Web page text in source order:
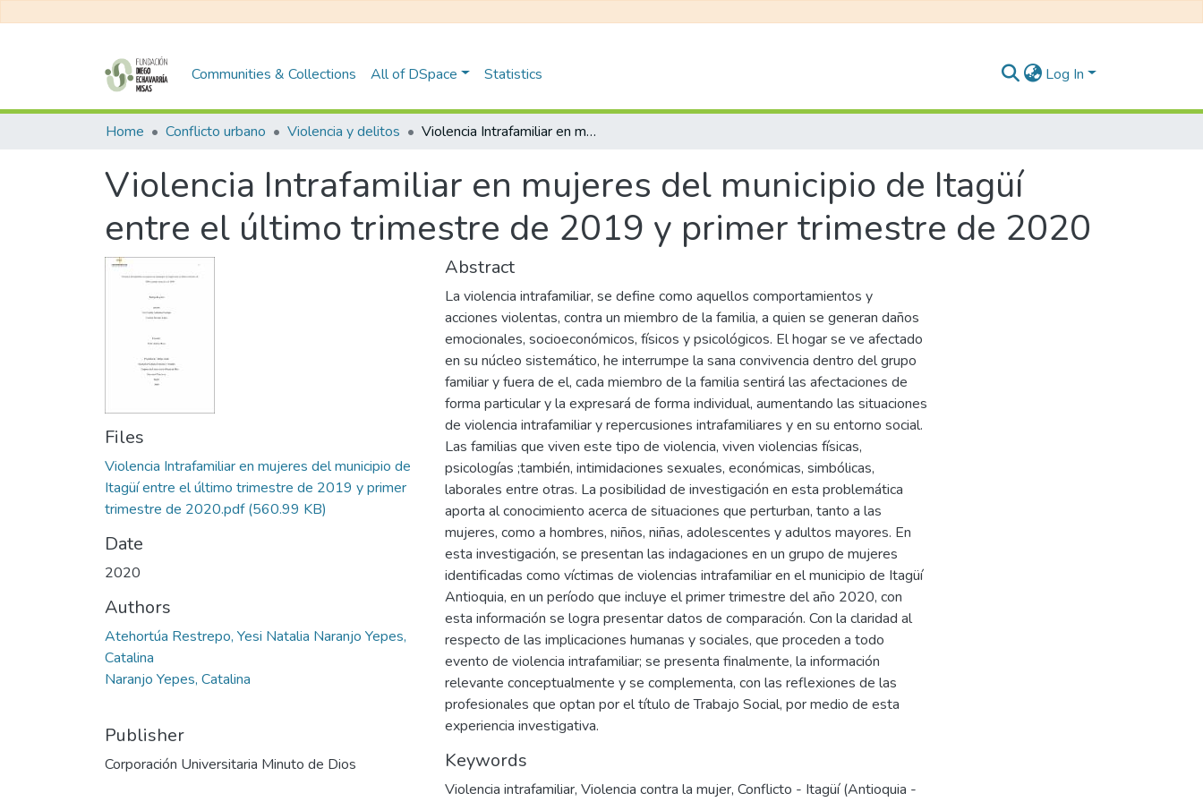
Communities & Collections All of DSpace Statistics Log In
Home Conflicto urbano Violencia y delitos Violencia Intrafamiliar en mujeres del municipio de Itagüí entre el último trimestre de 2019 y primer trimestre de 2020
Violencia Intrafamiliar en mujeres del municipio de Itagüí
entre el último trimestre de 2019 y primer trimestre de 2020
Files
Violencia Intrafamiliar en mujeres del municipio de
Itagüí entre el último trimestre de 2019 y primer
trimestre de 2020.pdf(560.99 KB)
Date
2020
Authors
Atehortúa Restrepo, Yesi Natalia Naranjo Yepes,
Catalina
Naranjo Yepes, Catalina
Publisher
Corporación Universitaria Minuto de Dios
Abstract
La violencia intrafamiliar, se define como aquellos comportamientos y
acciones violentas, contra un miembro de la familia, a quien se generan daños
emocionales, socioeconómicos, físicos y psicológicos. El hogar se ve afectado
en su núcleo sistemático, he interrumpe la sana convivencia dentro del grupo
familiar y fuera de el, cada miembro de la familia sentirá las afectaciones de
forma particular y la expresará de forma individual, aumentando las situaciones
de violencia intrafamiliar y repercusiones intrafamiliares y en su entorno social.
Las familias que viven este tipo de violencia, viven violencias físicas,
psicologías ;también, intimidaciones sexuales, económicas, simbólicas,
laborales entre otras. La posibilidad de investigación en esta problemática
aporta al conocimiento acerca de situaciones que perturban, tanto a las
mujeres, como a hombres, niños, niñas, adolescentes y adultos mayores. En
esta investigación, se presentan las indagaciones en un grupo de mujeres
identificadas como víctimas de violencias intrafamiliar en el municipio de Itagüí
Antioquia, en un período que incluye el primer trimestre del año 2020, con
esta información se logra presentar datos de comparación. Con la claridad al
respecto de las implicaciones humanas y sociales, que proceden a todo
evento de violencia intrafamiliar; se presenta finalmente, la información
relevante conceptualmente y se complementa, con las reflexiones de las
profesionales que optan por el título de Trabajo Social, por medio de esta
experiencia investigativa.
Keywords
Violencia intrafamiliar, Violencia contra la mujer, Conflicto - Itagüí (Antioquia -